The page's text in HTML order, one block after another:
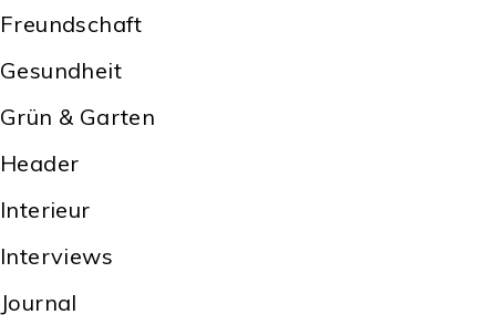
Freundschaft
Gesundheit
Grün & Garten
Header
Interieur
Interviews
Journal